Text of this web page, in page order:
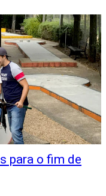
para o fim de